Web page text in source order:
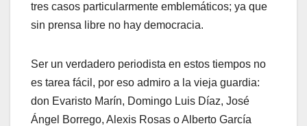
tres casos particularmente emblemáticos; ya que
sin prensa libre no hay democracia.
Ser un verdadero periodista en estos tiempos no
es tarea fácil, por eso admiro a la vieja guardia:
don Evaristo Marín, Domingo Luis Díaz, José
Ángel Borrego, Alexis Rosas o Alberto García